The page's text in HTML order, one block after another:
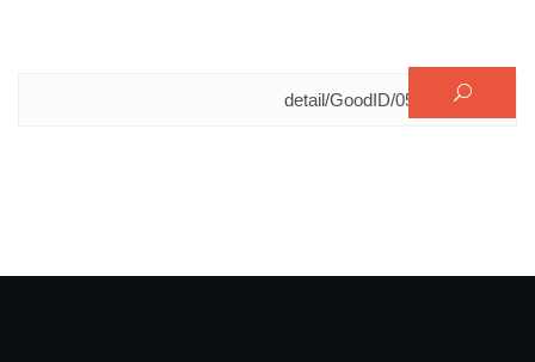
البحث عن: